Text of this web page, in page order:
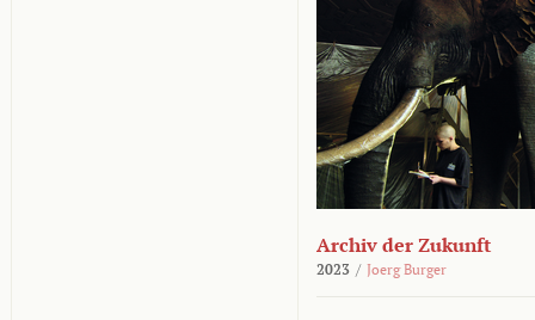
Archiv der Zukunft
2023 / Joerg Burger